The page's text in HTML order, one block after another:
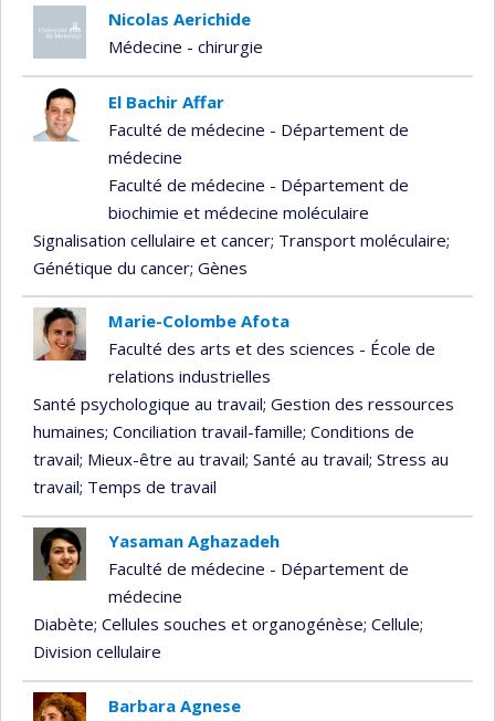
Nicolas Aerichide
Médecine - chirurgie
El Bachir Affar
Faculté de médecine - Département de
médecine
Faculté de médecine - Département de
biochimie et médecine moléculaire
Signalisation cellulaire et cancer; Transport moléculaire;
Génétique du cancer; Gènes
Marie-Colombe Afota
Faculté des arts et des sciences - École de
relations industrielles
Santé psychologique au travail; Gestion des ressources
humaines; Conciliation travail-famille; Conditions de
travail; Mieux-être au travail; Santé au travail; Stress au
travail; Temps de travail
Yasaman Aghazadeh
Faculté de médecine - Département de
médecine
Diabète; Cellules souches et organogénèse; Cellule;
Division cellulaire
Barbara Agnese